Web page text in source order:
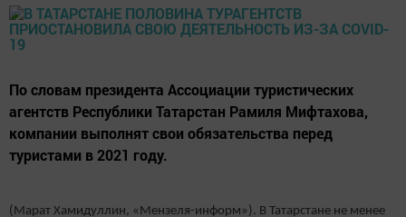
По словам президента Ассоциации туристических
агентств Республики Татарстан Рамиля Мифтахова,
компании выполнят свои обязательства перед
туристами в 2021 году.
(Марат Хамидуллин, «Мензеля-информ»). В Татарстане не менее